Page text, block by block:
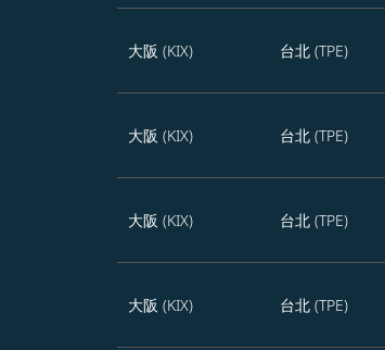
大阪 (KIX) 台北 (TPE)
大阪 (KIX) 台北 (TPE)
大阪 (KIX) 台北 (TPE)
大阪 (KIX) 台北 (TPE)